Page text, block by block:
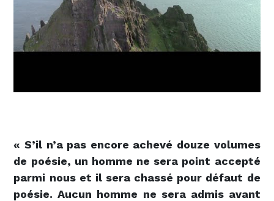
« S’il n’a pas encore achevé douze volumes
de poésie, un homme ne sera point accepté
parmi nous et il sera chassé pour défaut de
poésie. Aucun homme ne sera admis avant